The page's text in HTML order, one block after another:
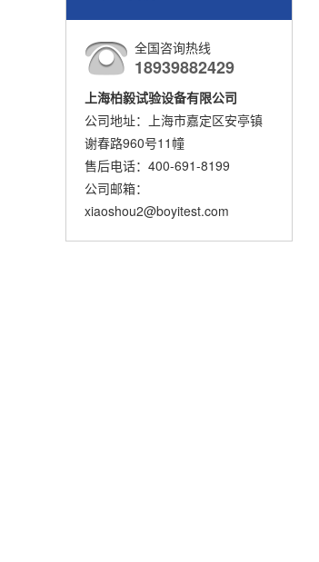
全国咨询热线
18939882429
上海柏毅试验设备有限公司
公司地址：上海市嘉定区安亭镇
谢春路960号11幢
售后电话：400-691-8199
公司邮箱：
xiaoshou2@boyitest.com